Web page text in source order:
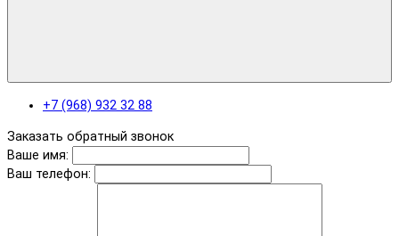
+7 (968) 932 32 88
Заказать обратный звонок
Ваше имя:
Ваш телефон: